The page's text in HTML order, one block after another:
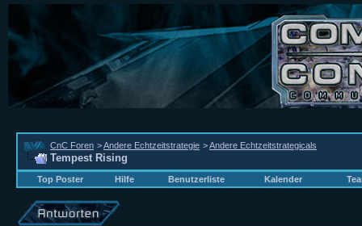
CnC Foren >Andere Echtzeitstrategie >Andere Echtzeitstrategicals
Tempest Rising
Top Poster Hilfe Benutzerliste Kalender